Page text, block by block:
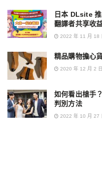
日本 DLsite
翻譯者共享收
2022 年 11 月 18
精品購物擔心
2020 年 12 月 2 日
如何看出槍手
判別方法
2022 年 10 月 27